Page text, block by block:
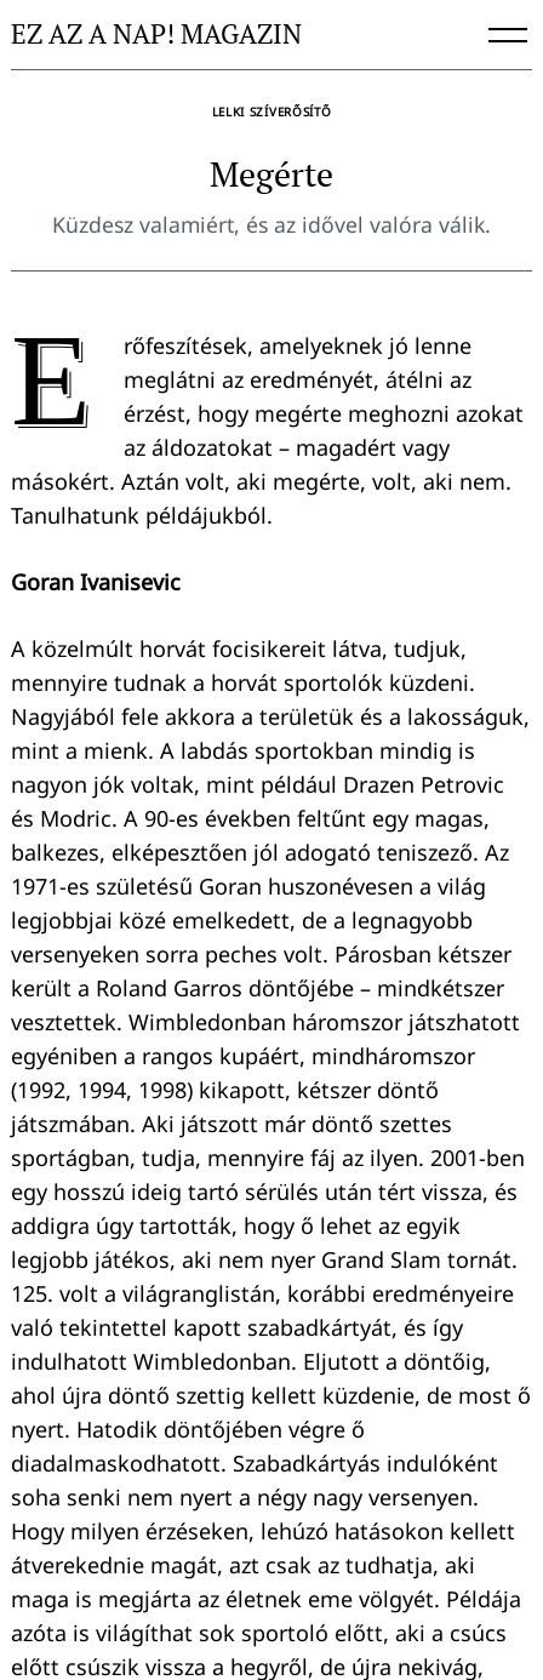
toEZ AZ A NAP! MAGAZIN
LELKI SZÍVERŐSÍTŐ
Megérte
Küzdesz valamiért, és az idővel valóra válik.
E
rőfeszítések, amelyeknek jó lenne
meglátni az eredményét, átélni az
érzést, hogy megérte meghozni azokat
az áldozatokat – magadért vagy
másokért. Aztán volt, aki megérte, volt, aki nem.
Tanulhatunk példájukból.
Goran Ivanisevic
A közelmúlt horvát focisikereit látva, tudjuk,
mennyire tudnak a horvát sportolók küzdeni.
Nagyjából fele akkora a területük és a lakosságuk,
mint a mienk. A labdás sportokban mindig is
nagyon jók voltak, mint például Drazen Petrovic
és Modric. A 90-es években feltűnt egy magas,
balkezes, elképesztően jól adogató teniszező. Az
1971-es születésű Goran huszonévesen a világ
legjobbjai közé emelkedett, de a legnagyobb
versenyeken sorra peches volt. Párosban kétszer
került a Roland Garros döntőjébe – mindkétszer
vesztettek. Wimbledonban háromszor játszhatott
egyéniben a rangos kupáért, mindháromszor
(1992, 1994, 1998) kikapott, kétszer döntő
játszmában. Aki játszott már döntő szettes
sportágban, tudja, mennyire fáj az ilyen. 2001-ben
egy hosszú ideig tartó sérülés után tért vissza, és
addigra úgy tartották, hogy ő lehet az egyik
legjobb játékos, aki nem nyer Grand Slam tornát.
125. volt a világranglistán, korábbi eredményeire
való tekintettel kapott szabadkártyát, és így
indulhatott Wimbledonban. Eljutott a döntőig,
ahol újra döntő szettig kellett küzdenie, de most ő
nyert. Hatodik döntőjében végre ő
diadalmaskodhatott. Szabadkártyás indulóként
soha senki nem nyert a négy nagy versenyen.
Hogy milyen érzéseken, lehúzó hatásokon kellett
átverekednie magát, azt csak az tudhatja, aki
maga is megjárta az életnek eme völgyét. Példája
azóta is világíthat sok sportoló előtt, aki a csúcs
előtt csúszik vissza a hegyről, de újra nekivág,